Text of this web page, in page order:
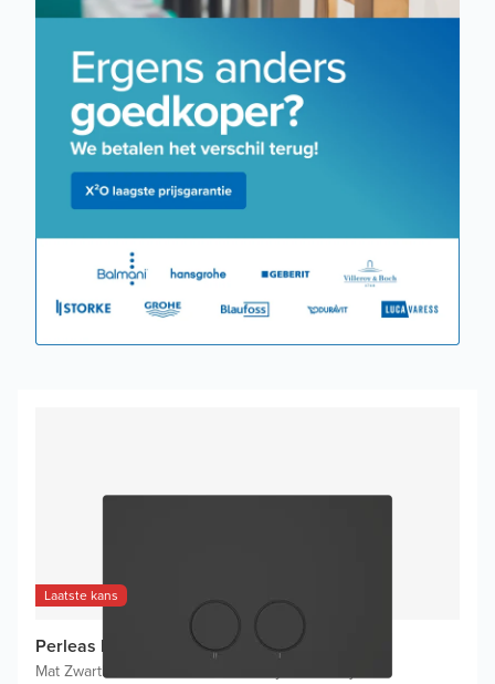
Laatste kans
Perleas bedieningspaneel
Mat Zwart|